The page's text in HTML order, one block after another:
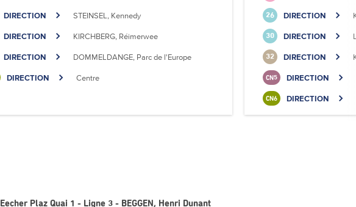
DIRECTION STEINSEL, Kennedy
DIRECTION KIRCHBERG, Réimerwee
DIRECTION DOMMELDANGE, Parc de l'Europe
DIRECTION Centre
26 DIRECTION
30 DIRECTION
32 DIRECTION
CN5 DIRECTION
CN6 DIRECTION
Eecher Plaz Quai 1 - Ligne 3 - BEGGEN, Henri Dunant